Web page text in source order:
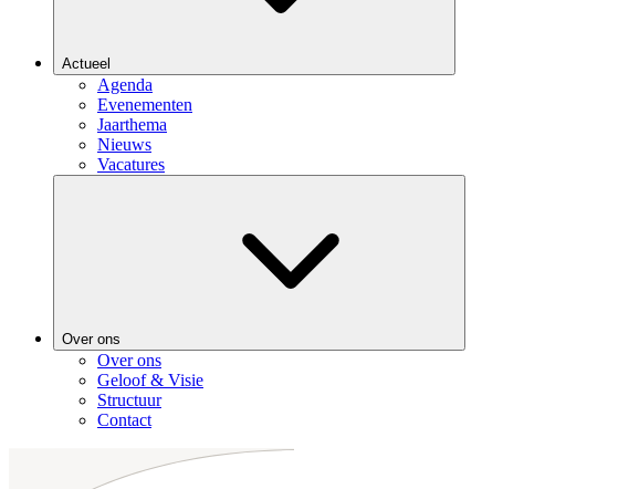
Actueel
Agenda
Evenementen
Jaarthema
Nieuws
Vacatures
Over ons
Over ons
Geloof & Visie
Structuur
Contact